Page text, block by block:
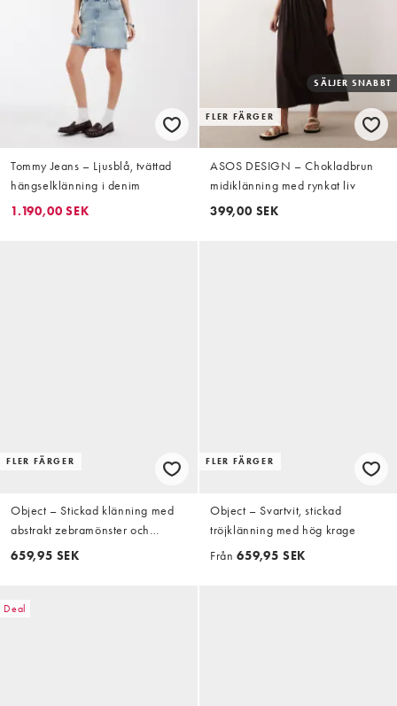
Tommy Jeans – Ljusblå, tvättad
hängselklänning i denim
1.190,00 SEK
FLER FÄRGER
SÄLJER SNABBT
ASOS DESIGN – Chokladbrun
midiklänning med rynkat liv
399,00 SEK
FLER FÄRGER
Object – Stickad klänning med
abstrakt zebramönster och
polokrage
659,95 SEK
FLER FÄRGER
Object – Svartvit, stickad
tröjklänning med hög krage
Från 659,95 SEK
Deal